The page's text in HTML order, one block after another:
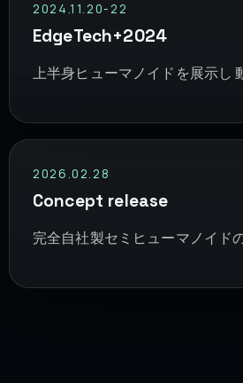
2024.11.20-22
EdgeTech+2024
上半身ヒューマノイドを展示し
2026.02.28
Concept release
完全自社製セミヒューマノイド